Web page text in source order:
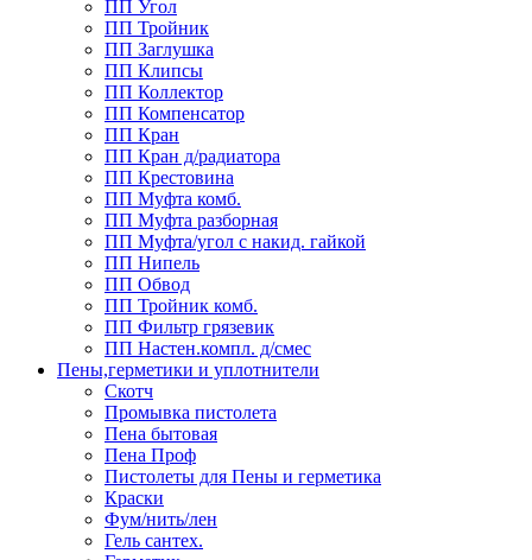
ПП Угол
ПП Тройник
ПП Заглушка
ПП Клипсы
ПП Коллектор
ПП Компенсатор
ПП Кран
ПП Кран д/радиатора
ПП Крестовина
ПП Муфта комб.
ПП Муфта разборная
ПП Муфта/угол с накид. гайкой
ПП Нипель
ПП Обвод
ПП Тройник комб.
ПП Фильтр грязевик
ПП Настен.компл. д/смес
Пены,герметики и уплотнители
Скотч
Промывка пистолета
Пена бытовая
Пена Проф
Пистолеты для Пены и герметика
Краски
Фум/нить/лен
Гель сантех.